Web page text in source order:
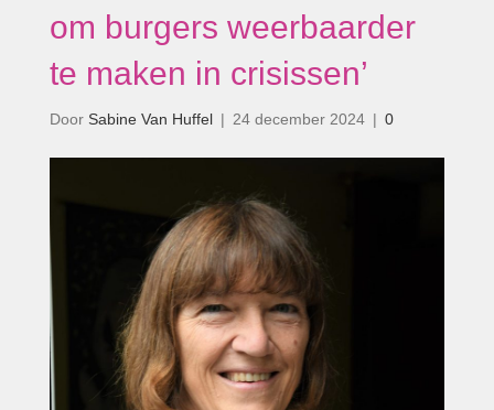
om burgers weerbaarder
te maken in crisissen’
Door Sabine Van Huffel | 24 december 2024 | 0